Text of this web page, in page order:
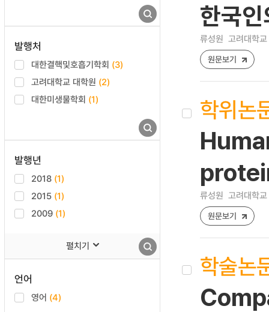
발행처
대한결핵및호흡기학회 (3)
고려대학교 대학원 (2)
대한미생물학회 (1)
발행년
2018 (1)
2015 (1)
2009 (1)
펼치기
언어
영어 (4)
한국
류성원 고려대학
원문보기
학위논
류성원 고려대학
원문보기
학술논